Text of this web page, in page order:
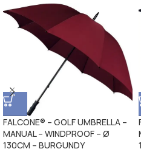
FALCONE® – GOLF UMBRELLA –
MANUAL – WINDPROOF – Ø
130CM – BURGUNDY